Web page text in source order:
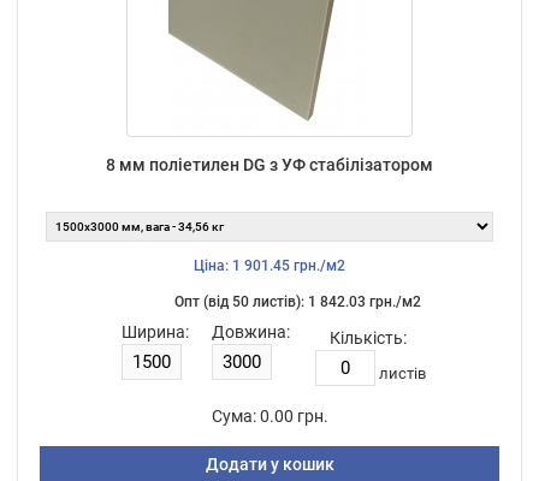
8 мм поліетилен DG з УФ стабілізатором
Ціна: 1 901.45 грн./м2
Опт (від 50 листiв): 1 842.03 грн./м2
Ширина: Довжина: Кількість:
листiв
Сума: 0.00 грн.
Додати у кошик